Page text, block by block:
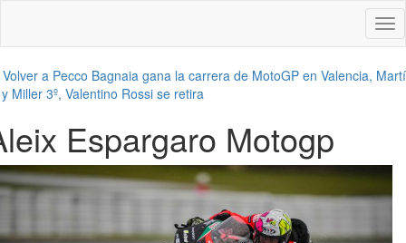
Volver a Pecco Bagnaia gana la carrera de MotoGP en Valencia,
y Miller 3º, Valentino Rossi se retira
Espargaro Motogp